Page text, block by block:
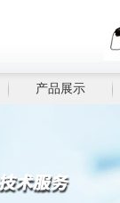
产品展示